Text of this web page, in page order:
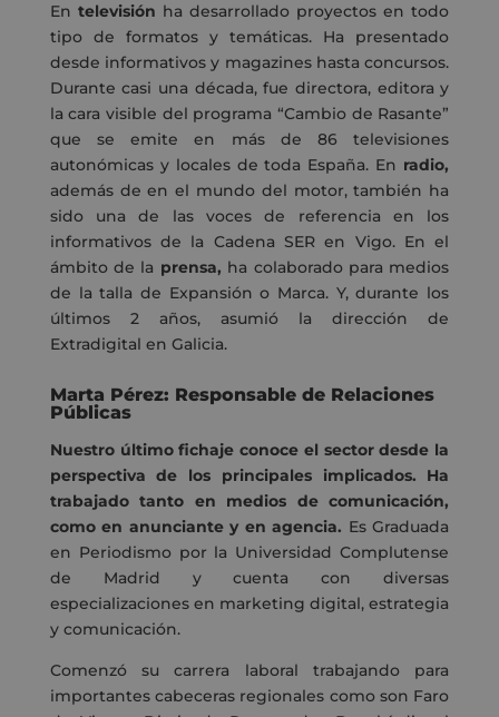
En televisión ha desarrollado proyectos en todo
tipo de formatos y temáticas. Ha presentado
desde informativos y magazines hasta concursos.
Durante casi una década, fue directora, editora y
la cara visible del programa “Cambio de Rasante”
que se emite en más de 86 televisiones
autonómicas y locales de toda España. En radio,
además de en el mundo del motor, también ha
sido una de las voces de referencia en los
informativos de la Cadena SER en Vigo. En el
ámbito de la prensa, ha colaborado para medios
de la talla de Expansión o Marca. Y, durante los
últimos 2 años, asumió la dirección de
Extradigital en Galicia.
Marta Pérez: Responsable de Relaciones
Públicas
Nuestro último fichaje conoce el sector desde la
perspectiva de los principales implicados. Ha
trabajado tanto en medios de comunicación,
como en anunciante y en agencia. Es Graduada
en Periodismo por la Universidad Complutense
de Madrid y cuenta con diversas
especializaciones en marketing digital, estrategia
y comunicación.
Comenzó su carrera laboral trabajando para
importantes cabeceras regionales como son Faro